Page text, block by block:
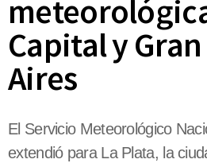
Capital y
Aires
El Servicio Meteorológico
extendió para La Plata, la